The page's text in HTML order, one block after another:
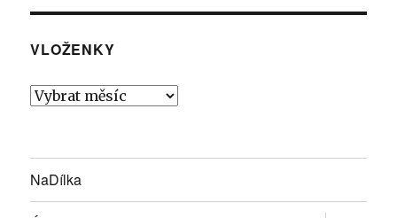
VLOŽENKY
Vloženky
NaDílka